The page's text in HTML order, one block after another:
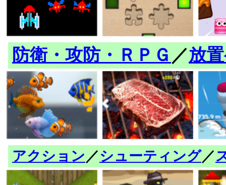
防衛・攻防・ＲＰＧ ／放
アクション ／シューティング／